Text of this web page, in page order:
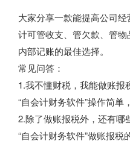
大家分享一款能提高公司
计可管收支、管欠款、管
内部记账的最佳选择。
常见问答：
1.我不懂财税，我能做账报
“自会计财务软件”操作简
2.除了做账报税外，还有哪
“自会计财务软件”做账报